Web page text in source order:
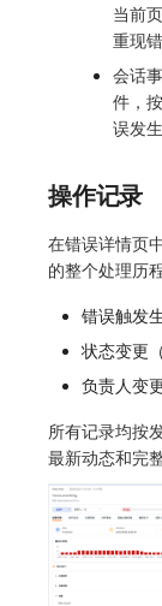
当前
重现
会话
件，
误发
操作记录
在错误详情页
的整个处理历
错误触发
状态变更
负责人变
所有记录均按
最新动态和完